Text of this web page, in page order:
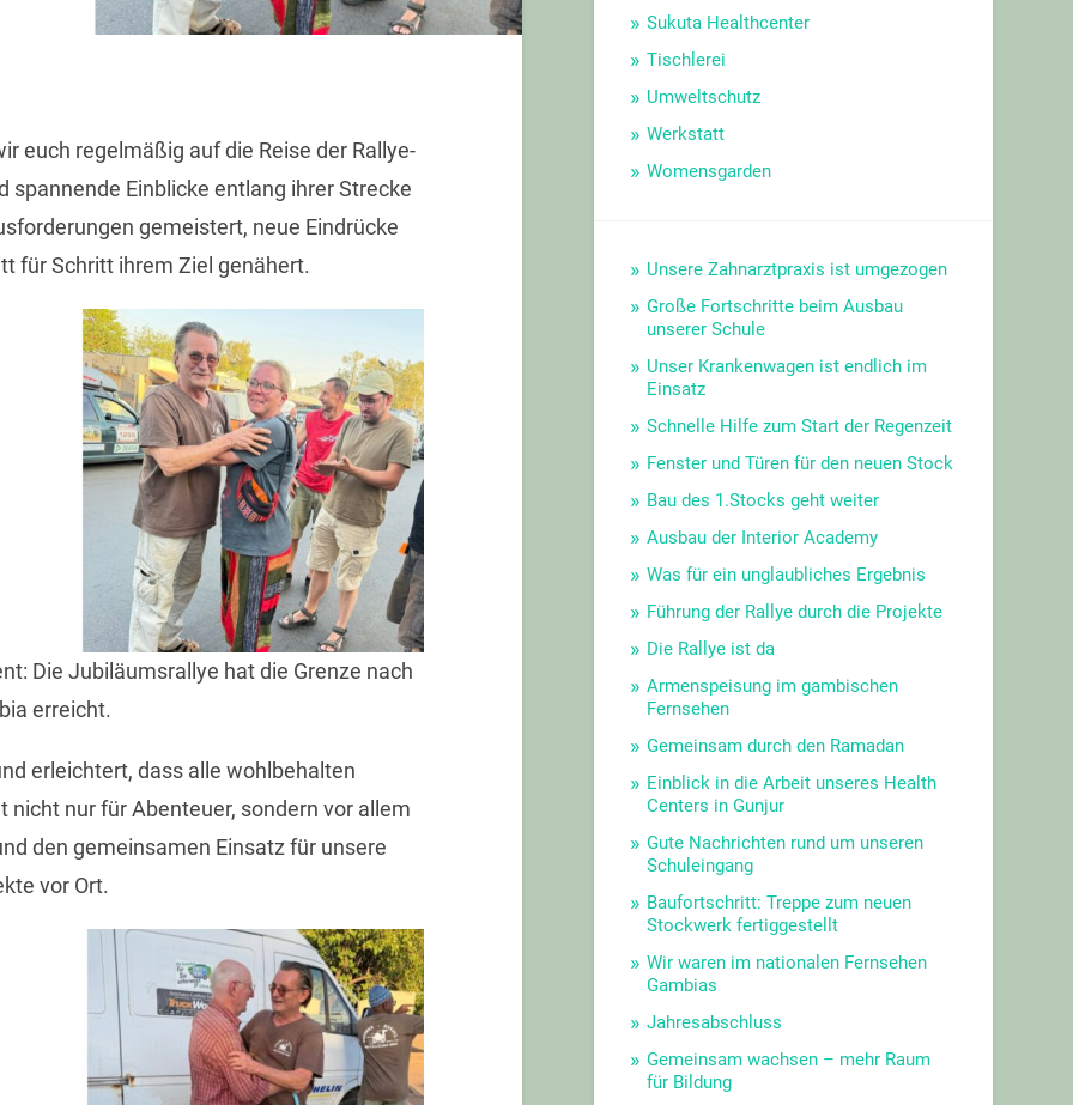
euch regelmäßig auf die Reise der Rallye-
Einblicke entlang ihrer Strecke
gemeistert, neue Eindrücke
für Schritt ihrem Ziel genähert.
Die Jubiläumsrallye hat die Grenze nach
erreicht.
erleichtert, dass alle wohlbehalten
nicht nur für Abenteuer, sondern vor allem
den gemeinsamen Einsatz für unsere
vor Ort.
Sukuta Healthcenter
Tischlerei
Umweltschutz
Werkstatt
Womensgarden
Unsere Zahnarztpraxis ist umgezogen
Große Fortschritte beim Ausbau
unserer Schule
Unser Krankenwagen ist endlich im
Einsatz
Schnelle Hilfe zum Start der Regenzeit
Fenster und Türen für den neuen Stock
Bau des 1.Stocks geht weiter
Ausbau der Interior Academy
Was für ein unglaubliches Ergebnis
Führung der Rallye durch die Projekte
Die Rallye ist da
Armenspeisung im gambischen
Fernsehen
Gemeinsam durch den Ramadan
Einblick in die Arbeit unseres Health
Centers in Gunjur
Gute Nachrichten rund um unseren
Schuleingang
Baufortschritt: Treppe zum neuen
Stockwerk fertiggestellt
Wir waren im nationalen Fernsehen
Gambias
Jahresabschluss
Gemeinsam wachsen – mehr Raum
für Bildung